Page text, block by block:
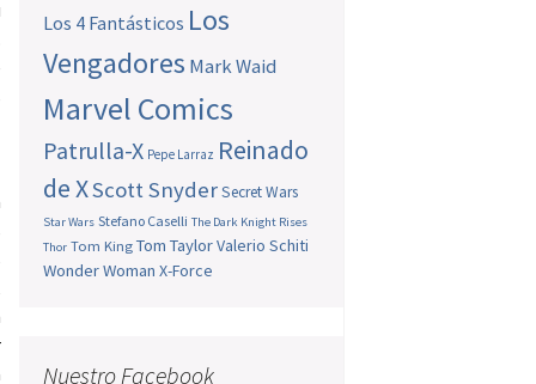
Los 4 Fantásticos Los
Vengadores Mark Waid
Marvel Comics
Patrulla-X Pepe Larraz Reinado
de XScott SnyderSecret Wars
Star Wars Stefano Caselli The Dark Knight Rises
Thor Tom King Tom TaylorValerio Schiti
Wonder Woman X-Force
Nuestro Facebook